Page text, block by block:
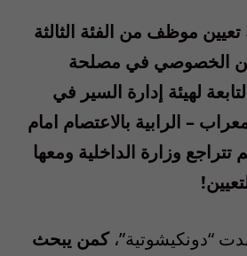
موظف من الفئة الثالثة
الخصوصي في مصلحة
لهيئة إدارة السير في
– الرابية بالاعتصام امام
تتراجع وزارة الداخلية ومعها
“دونكيشوتية”،كمن يبحث